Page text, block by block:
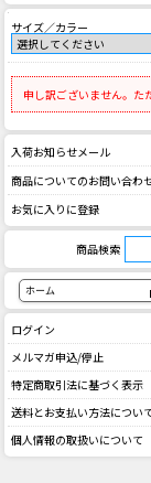
サイズ／カラー
申し訳ございません。た
入荷お知らせメール
商品についてのお問い合わ
お気に入りに登録
商品検索
ホーム
ログイン
メルマガ申込/停止
特定商取引法に基づく表示
送料とお支払い方法につい
個人情報の取扱いについて